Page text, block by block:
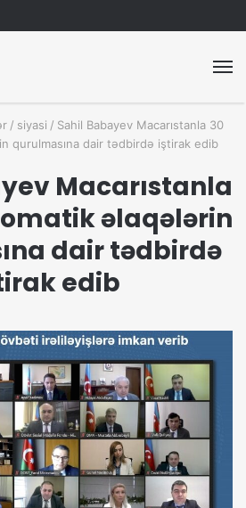
/ siyasi / Sahil Babayev Macarıstanla 30
qurulmasına dair tədbirdə iştirak edib
Macarıstanla
əlaqələrin
dair tədbirdə
edib